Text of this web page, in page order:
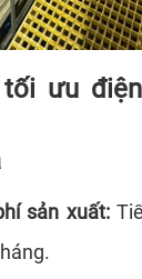
ưu
sản xuất: